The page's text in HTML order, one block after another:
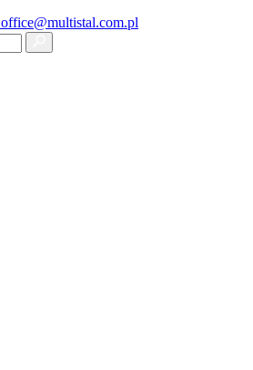
office@multistal.com.pl